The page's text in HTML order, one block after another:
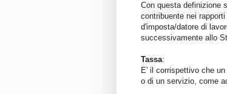
Con questa definizione
contribuente nei
d'imposta/datore di
successivamente allo
Tassa:
E' il corrispettivo che
o di un servizio, come